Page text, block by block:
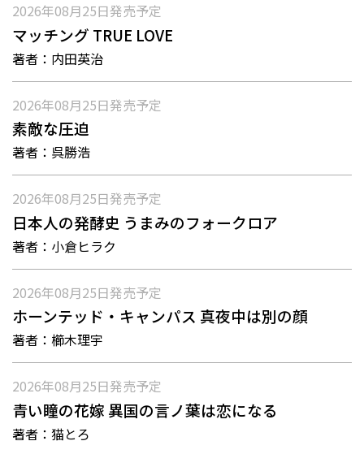
2026年08月25日発売予定
マッチング TRUE LOVE
著者： 内田英治
2026年08月25日発売予定
素敵な圧迫
著者： 呉勝浩
2026年08月25日発売予定
日本人の発酵史 うまみのフォークロア
著者： 小倉ヒラク
2026年08月25日発売予定
ホーンテッド・キャンパス 真夜中は別の顔
著者： 櫛木理宇
2026年08月25日発売予定
青い瞳の花嫁 異国の言ノ葉は恋になる
著者： 猫とろ